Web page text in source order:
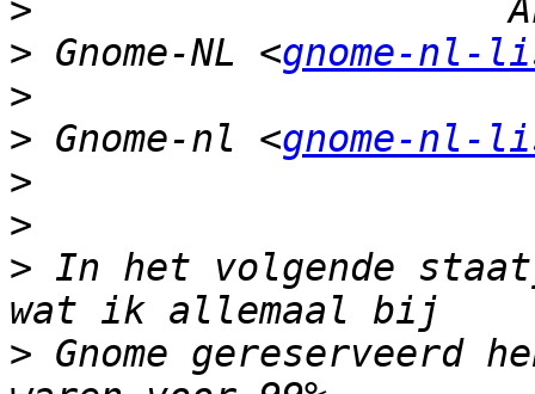
>
> Gnome-NL <gnome-nl-
>
> Gnome-nl <gnome-nl-
>
>
> In het volgende
> Gnome gereserveerd